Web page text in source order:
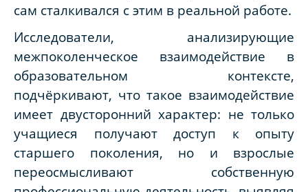
сам сталкивался с этим в реальной работе.
Исследователи, анализирующие
межпоколенческое взаимодействие в
образовательном контексте,
подчёркивают, что такое взаимодействие
имеет двусторонний характер: не только
учащиеся получают доступ к опыту
старшего поколения, но и взрослые
переосмысливают собственную